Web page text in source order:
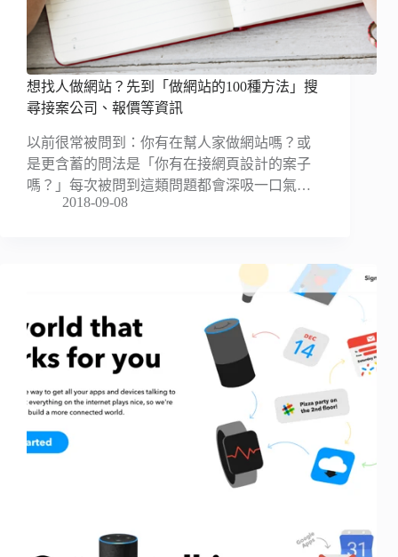
想找人做網站？先到「做網站的100種方法」搜
尋接案公司、報價等資訊
以前很常被問到：你有在幫人家做網站嗎？或
是更含蓄的問法是「你有在接網頁設計的案子
嗎？」每次被問到這類問題都會深吸一口氣…
2018-09-08